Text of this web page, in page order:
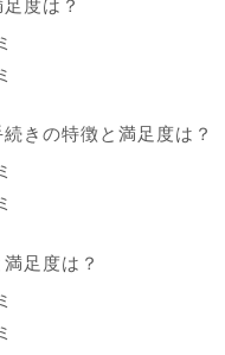
度は？
きの特徴と満足度は？
足度は？